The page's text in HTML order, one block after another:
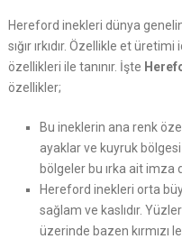
Hereford inekleri dünya
sığır ırkıdır. Özellikle et
özellikleri ile tanınır. İşte
özellikler;
Bu ineklerin ana renk
ayaklar ve kuyruk
bölgeler bu ırka ait imza
Hereford inekleri orta
sağlam ve kaslıdır.
üzerinde bazen kırmızı